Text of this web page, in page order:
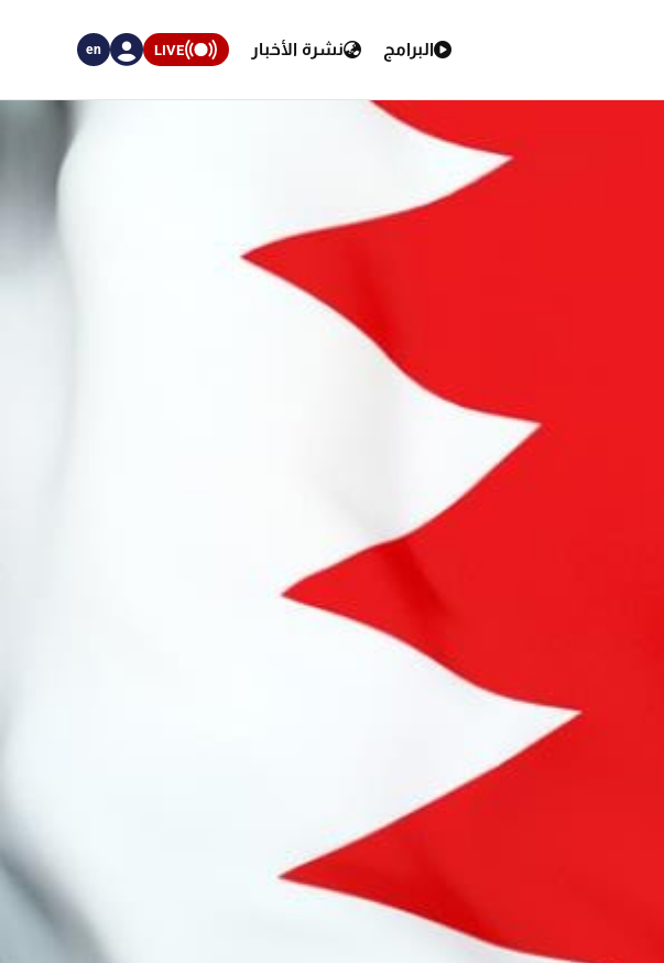
البرامج نشرة الأخبار LIVE
en